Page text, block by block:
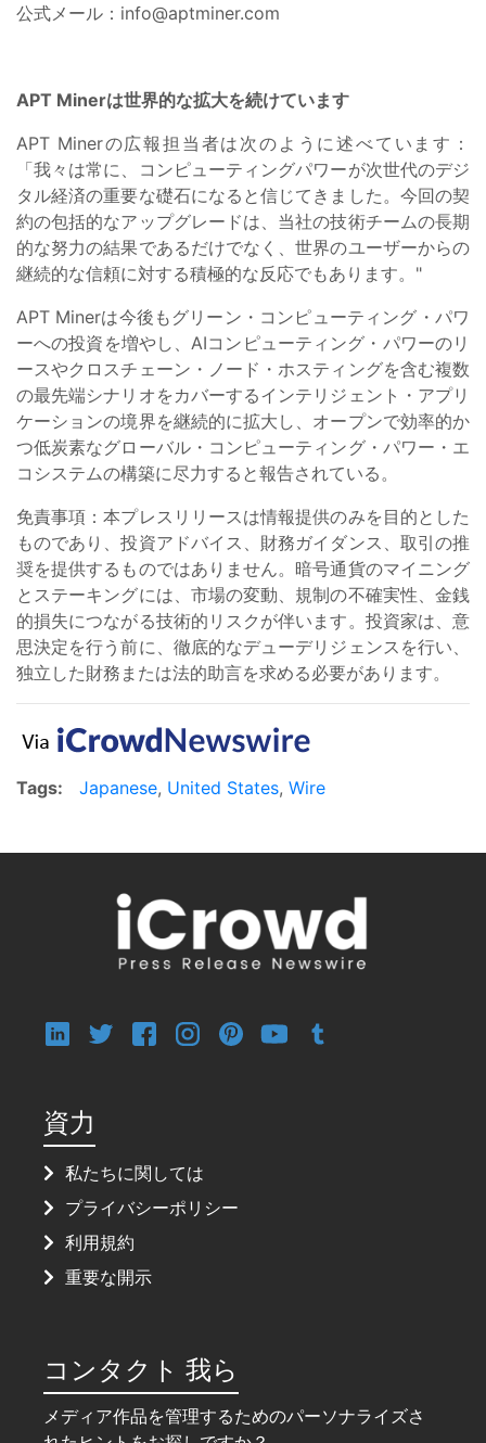
公式メール： info@aptminer.com
APT Minerは世界的な拡大を続けています
APT Minerの広報担当者は次のように述べています：
「我々は常に、コンピューティングパワーが次世代のデジ
タル経済の重要な礎石になると信じてきました。今回の契
約の包括的なアップグレードは、当社の技術チームの長期
的な努力の結果であるだけでなく、世界のユーザーからの
継続的な信頼に対する積極的な反応でもあります。"
APT Minerは今後もグリーン・コンピューティング・パワ
ーへの投資を増やし、AIコンピューティング・パワーのリ
ースやクロスチェーン・ノード・ホスティングを含む複数
の最先端シナリオをカバーするインテリジェント・アプリ
ケーションの境界を継続的に拡大し、オープンで効率的か
つ低炭素なグローバル・コンピューティング・パワー・エ
コシステムの構築に尽力すると報告されている。
免責事項：本プレスリリースは情報提供のみを目的とした
ものであり、投資アドバイス、財務ガイダンス、取引の推
奨を提供するものではありません。暗号通貨のマイニング
とステーキングには、市場の変動、規制の不確実性、金銭
的損失につながる技術的リスクが伴います。投資家は、意
思決定を行う前に、徹底的なデューデリジェンスを行い、
独立した財務または法的助言を求める必要があります。
Tags: Japanese, United States, Wire
資力
私たちに関しては
プライバシーポリシー
利用規約
重要な開示
コンタクト 我ら
メディア作品を管理するためのパーソナライズさ